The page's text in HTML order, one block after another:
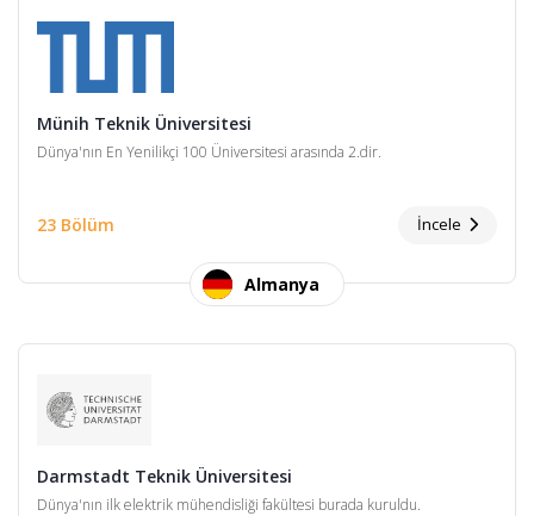
Münih Teknik Üniversitesi
Dünya'nın En Yenilikçi 100 Üniversitesi arasında 2.dir.
23 Bölüm İncele
Almanya
Darmstadt Teknik Üniversitesi
Dünya'nın ilk elektrik mühendisliği fakültesi burada kuruldu.